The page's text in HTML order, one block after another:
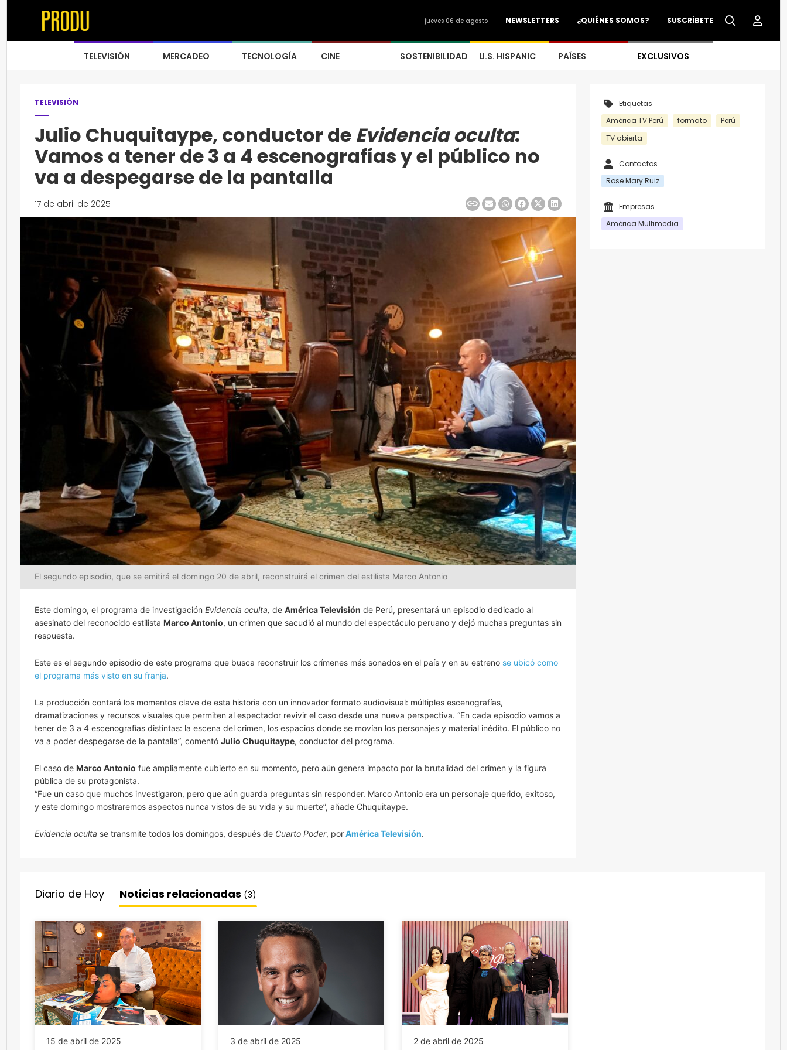
SUSCRÍBETE
¿QUIÉNES SOMOS?
NEWSLETTERS
jueves 06 de agosto
TELEVISIÓN MERCADEO TECNOLOGÍA CINE SOSTENIBILIDAD U.S. HISPANIC PAÍSES EXCLUSIVOS
TELEVISIÓN
Julio Chuquitaype, conductor de Evidencia oculta:
Vamos a tener de 3 a 4 escenografías y el público no
va a despegarse de la pantalla
17 de abril de 2025
El segundo episodio, que se emitirá el domingo 20 de abril, reconstruirá el crimen del estilista Marco Antonio
Este domingo, el programa de investigación Evidencia oculta, de América Televisión de Perú, presentará un episodio dedicado al
asesinato del reconocido estilista Marco Antonio, un crimen que sacudió al mundo del espectáculo peruano y dejó muchas preguntas sin
respuesta.
Este es el segundo episodio de este programa que busca reconstruir los crímenes más sonados en el país y en su estreno se ubicó como
el programa más visto en su franja.
La producción contará los momentos clave de esta historia con un innovador formato audiovisual: múltiples escenografías,
dramatizaciones y recursos visuales que permiten al espectador revivir el caso desde una nueva perspectiva. “En cada episodio vamos a
tener de 3 a 4 escenografías distintas: la escena del crimen, los espacios donde se movían los personajes y material inédito. El público no
va a poder despegarse de la pantalla”, comentó Julio Chuquitaype, conductor del programa.
El caso de Marco Antonio fue ampliamente cubierto en su momento, pero aún genera impacto por la brutalidad del crimen y la figura
pública de su protagonista.
“Fue un caso que muchos investigaron, pero que aún guarda preguntas sin responder. Marco Antonio era un personaje querido, exitoso,
y este domingo mostraremos aspectos nunca vistos de su vida y su muerte”, añade Chuquitaype.
Evidencia oculta se transmite todos los domingos, después de Cuarto Poder, porAmérica Televisión.
Etiquetas
América TV Perú
formato
Perú
TV abierta
Contactos
Rose Mary Ruiz
Empresas
América Multimedia
Diario de Hoy Noticias relacionadas (3)
15 de abril de 2025 3 de abril de 2025 2 de abril de 2025